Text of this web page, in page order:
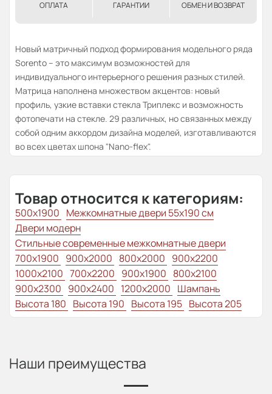
ОПЛАТА ГАРАНТИИ ОБМЕН И ВОЗВРАТ
Новый матричный подход формирования модельного ряда
Sorento – это максимум возможностей для
индивидуального интерьерного решения разных стилей.
Матрица наполнена множеством акцентов: новый
профиль, узкие вставки стекла Триплекс и возможность
фотопечати на стекле. 29 различных, но связанных между
собой одним аккордом дизайна моделей, изготавливаются
во всех цветах шпона "Nano-flex".
Товар относится к категориям:
500x1900 Межкомнатные двери 55х190 см
Двери модерн
Стильные современные межкомнатные двери
700x1900 900x2000 800x2000 900x2200
1000x2100 700x2200 900x1900 800x2100
900x2300 900x2400 1200x2000 Шампань
Высота 180 Высота 190 Высота 195 Высота 205
Наши преимущества